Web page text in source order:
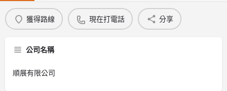
獲得路線 現在打電話 分享
公司名稱
順展有限公司